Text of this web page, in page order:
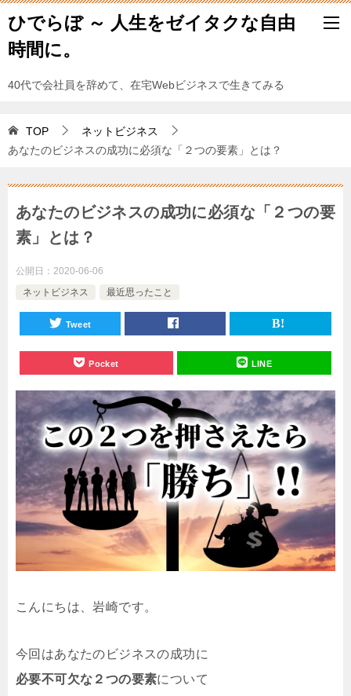
ひでらぼ ～ 人生をゼイタクな自由
時間に。
40代で会社員を辞めて、在宅Webビジネスで生きてみる
TOP
ネットビジネス
あなたのビジネスの成功に必須な「２つの要素」とは？
あなたのビジネスの成功に必須な「２つの要
素」とは？
公開日： 2020-06-06
ネットビジネス
最近思ったこと
Tweet
Pocket LINE
こんにちは、岩崎です。
今回はあなたのビジネスの成功に
必要不可欠な２つの要素について